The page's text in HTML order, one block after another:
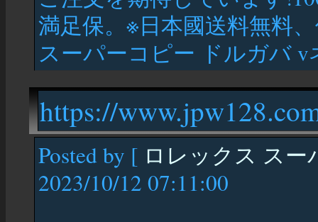
満足保。※日本國送料無料
スーパーコピー ドルガバ
https://
Posted by [ ロレックス スー
2023/10/12 07:11:00